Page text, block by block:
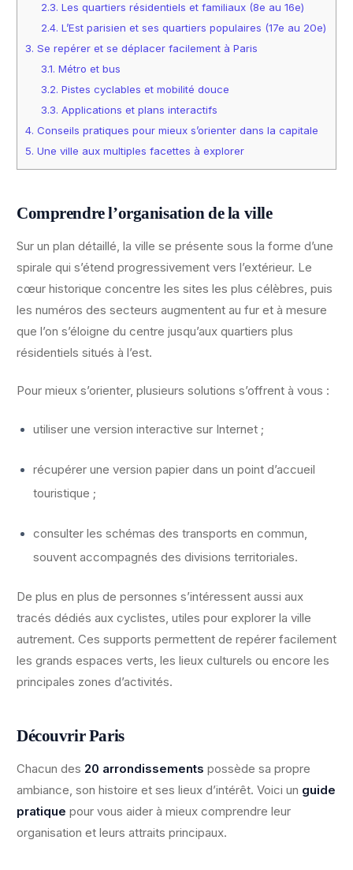
2.3. Les quartiers résidentiels et familiaux (8e au 16e)
2.4. L’Est parisien et ses quartiers populaires (17e au 20e)
3. Se repérer et se déplacer facilement à Paris
3.1. Métro et bus
3.2. Pistes cyclables et mobilité douce
3.3. Applications et plans interactifs
4. Conseils pratiques pour mieux s’orienter dans la capitale
5. Une ville aux multiples facettes à explorer
Comprendre l’organisation de la ville
Sur un plan détaillé, la ville se présente sous la forme d’une
spirale qui s’étend progressivement vers l’extérieur. Le
cœur historique concentre les sites les plus célèbres, puis
les numéros des secteurs augmentent au fur et à mesure
que l’on s’éloigne du centre jusqu’aux quartiers plus
résidentiels situés à l’est.
Pour mieux s’orienter, plusieurs solutions s’offrent à vous :
utiliser une version interactive sur Internet ;
récupérer une version papier dans un point d’accueil
touristique ;
consulter les schémas des transports en commun,
souvent accompagnés des divisions territoriales.
De plus en plus de personnes s’intéressent aussi aux
tracés dédiés aux cyclistes, utiles pour explorer la ville
autrement. Ces supports permettent de repérer facilement
les grands espaces verts, les lieux culturels ou encore les
principales zones d’activités.
Découvrir Paris
Chacun des 20 arrondissements possède sa propre
ambiance, son histoire et ses lieux d’intérêt. Voici un guide
pratique pour vous aider à mieux comprendre leur
organisation et leurs attraits principaux.